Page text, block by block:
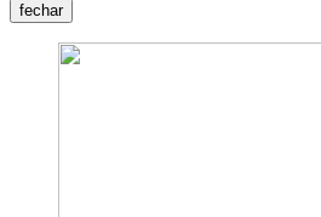
fechar